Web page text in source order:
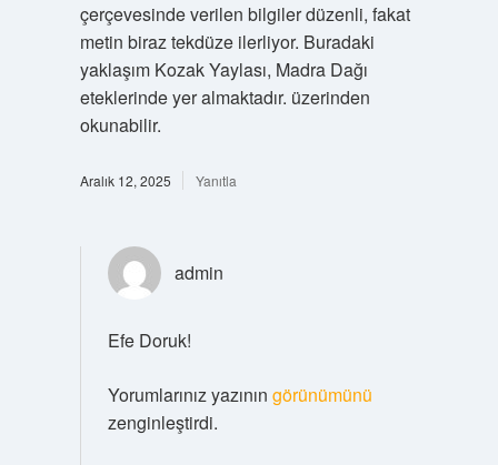
çerçevesinde verilen bilgiler düzenli, fakat
metin biraz tekdüze ilerliyor. Buradaki
yaklaşım Kozak Yaylası, Madra Dağı
eteklerinde yer almaktadır. üzerinden
okunabilir.
Aralık 12, 2025 Yanıtla
admin
Efe Doruk!
Yorumlarınız yazının görünümünü
zenginleştirdi.